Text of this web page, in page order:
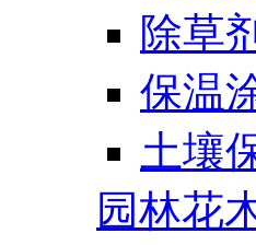
除草
保温
土壤
园林花